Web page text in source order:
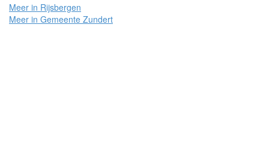
Meer in Rijsbergen
Meer in Gemeente Zundert